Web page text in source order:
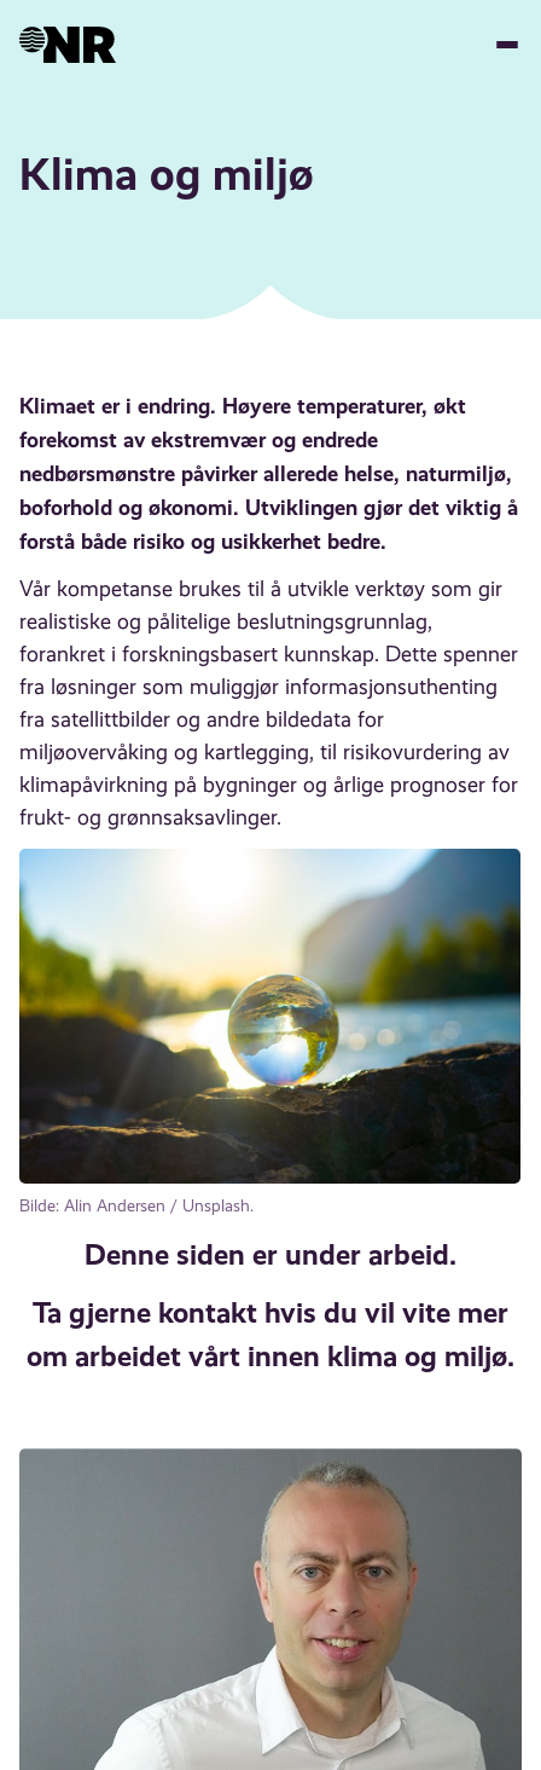
Klima og miljø
Klimaet er i endring. Høyere temperaturer, økt
forekomst av ekstremvær og endrede
nedbørsmønstre påvirker allerede helse, naturmiljø,
boforhold og økonomi. Utviklingen gjør det viktig å
forstå både risiko og usikkerhet bedre.
Vår kompetanse brukes til å utvikle verktøy som gir
realistiske og pålitelige beslutningsgrunnlag,
forankret i forskningsbasert kunnskap. Dette spenner
fra løsninger som muliggjør informasjonsuthenting
fra satellittbilder og andre bildedata for
miljøovervåking og kartlegging, til risikovurdering av
klimapåvirkning på bygninger og årlige prognoser for
frukt- og grønnsaksavlinger.
Bilde: Alin Andersen / Unsplash.
Denne siden er under arbeid.
Ta gjerne kontakt hvis du vil vite mer
om arbeidet vårt innen klima og miljø.